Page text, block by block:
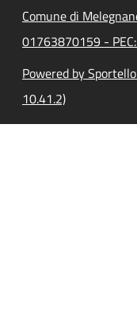
Comune di
01763870159 -
Powered by
10.41.2)